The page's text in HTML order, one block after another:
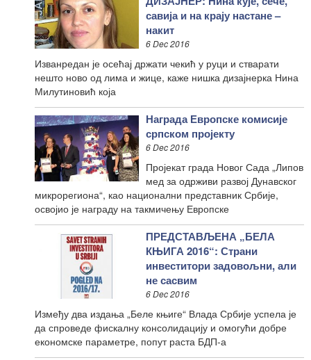
савија и на крају настане –
накит
6 Dec 2016
Изванредан је осећај држати чекић у руци и стварати
нешто ново од лима и жице, каже нишка дизајнерка Нина
Милутиновић која
Награда Европске комисије
српском пројекту
6 Dec 2016
Пројекат града Новог Сада „Липов
мед за одрживи развој Дунавског
микрорегиона“, као национални представник Србије,
освојио је награду на такмичењу Европске
ПРЕДСТАВЉЕНА „БЕЛА
КЊИГА 2016“: Страни
инвеститори задовољни, али
не сасвим
6 Dec 2016
Између два издања „Беле књиге“ Влада Србије успела је
да спроведе фискалну консолидацију и омогући добре
економске параметре, попут раста БДП-а